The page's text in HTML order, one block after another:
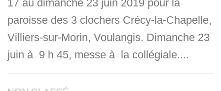
17 au dimanche 23 juin 2019 pour la
paroisse des 3 clochers Crécy-la-Chapelle,
Villiers-sur-Morin, Voulangis. Dimanche 23
juin à 9 h 45, messe à la collégiale....